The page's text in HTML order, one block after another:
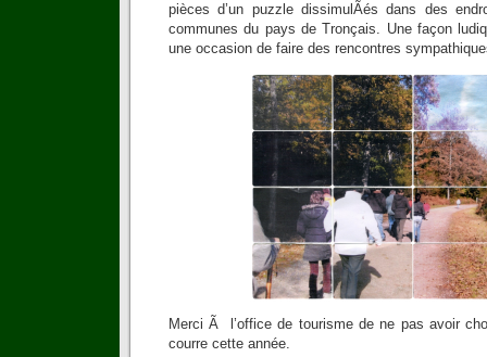
pièces d’un puzzle dissimulÃés dans des
communes du pays de Tronçais. Une façon
une occasion de faire des rencontres
Merci Ã l’office de tourisme de ne pas avoir
courre cette année.